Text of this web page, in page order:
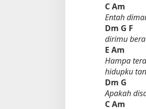
CAm
Entah
Dm G F
dirimu
E Am
Hampa
hidupku
Dm G
Apakah
CAm